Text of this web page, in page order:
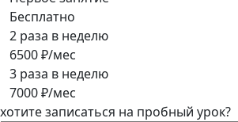
Бесплатно
2 раза в неделю
6500 ₽/мес
3 раза в неделю
7000 ₽/мес
хотите записаться на пробный урок?